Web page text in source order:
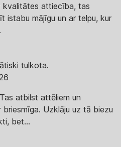
kvalitātes attiecība, tas
istabu mājīgu un ar telpu, kur
tulkota.
atbilst attēliem un
Uzklāju uz tā biezu
bet...